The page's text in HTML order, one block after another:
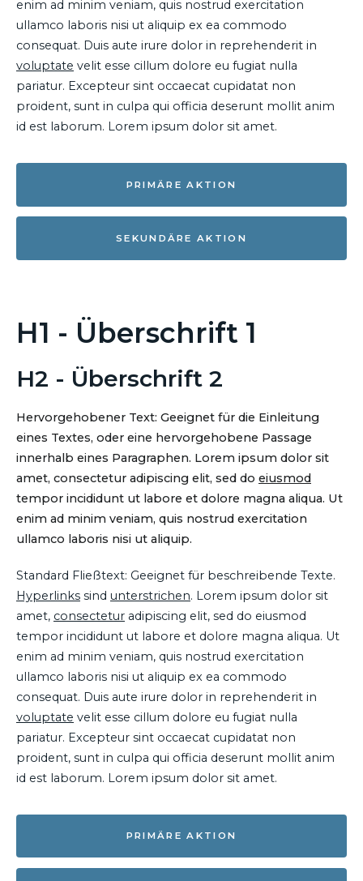
enim ad minim veniam, quis nostrud exercitation
ullamco laboris nisi ut aliquip ex ea commodo
consequat. Duis aute irure dolor in reprehenderit in
voluptate velit esse cillum dolore eu fugiat nulla
pariatur. Excepteur sint occaecat cupidatat non
proident, sunt in culpa qui officia deserunt mollit anim
id est laborum. Lorem ipsum dolor sit amet.
PRIMÄRE AKTION
SEKUNDÄRE AKTION
H1 - Überschrift 1
H2 - Überschrift 2
Hervorgehobener Text: Geeignet für die Einleitung
eines Textes, oder eine hervorgehobene Passage
innerhalb eines Paragraphen. Lorem ipsum dolor sit
amet, consectetur adipiscing elit, sed do eiusmod
tempor incididunt ut labore et dolore magna aliqua. Ut
enim ad minim veniam, quis nostrud exercitation
ullamco laboris nisi ut aliquip.
Standard Fließtext: Geeignet für beschreibende Texte.
Hyperlinks sind unterstrichen. Lorem ipsum dolor sit
amet, consectetur adipiscing elit, sed do eiusmod
tempor incididunt ut labore et dolore magna aliqua. Ut
enim ad minim veniam, quis nostrud exercitation
ullamco laboris nisi ut aliquip ex ea commodo
consequat. Duis aute irure dolor in reprehenderit in
voluptate velit esse cillum dolore eu fugiat nulla
pariatur. Excepteur sint occaecat cupidatat non
proident, sunt in culpa qui officia deserunt mollit anim
id est laborum. Lorem ipsum dolor sit amet.
PRIMÄRE AKTION